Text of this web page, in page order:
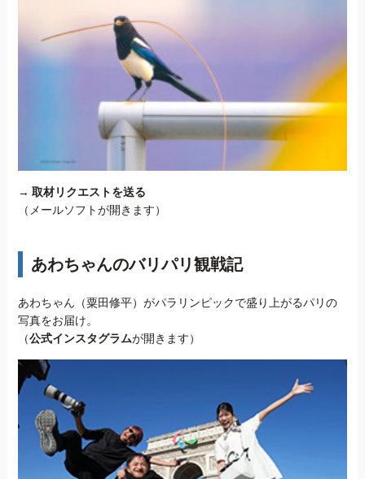
→ 取材リクエストを送る
（メールソフトが開きます）
あわちゃんのバリパリ観戦記
あわちゃん（粟田修平）がパラリンピックで盛り上がるパリの
写真をお届け。
（公式インスタグラムが開きます）